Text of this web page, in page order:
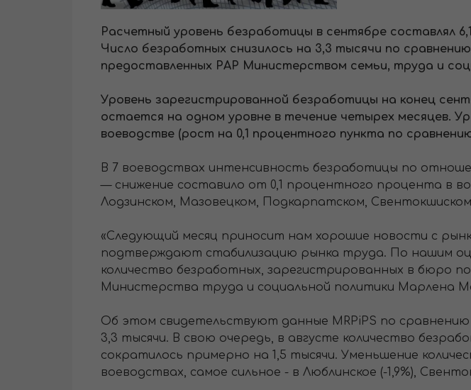
Расчетный уровень безработицы в сентябре составлял
Число безработных снизилось на 3,3 тысячи по
предоставленных PAP Министерством семьи, труда и
Уровень зарегистрированной безработицы на конец
остается на одном уровне в течение четырех месяцев.
воеводстве (рост на 0,1 процентного пункта по
В 7 воеводствах интенсивность безработицы по
— снижение составило от 0,1 процентного процента в
Лодзинском, Мазовецком, Подкарпатском,
«Следующий месяц приносит нам хорошие новости с
подтверждают стабилизацию рынка труда. По нашим
количество безработных, зарегистрированных в бюро
Министерства труда и социальной политики Марлена
Об этом свидетельствуют данные MRPiPS по
3,3 тысячи. В свою очередь, в августе количество
сократилось примерно на 1,5 тысячи. Уменьшение
воеводствах, самое сильное - в Люблинское (-1,9%),